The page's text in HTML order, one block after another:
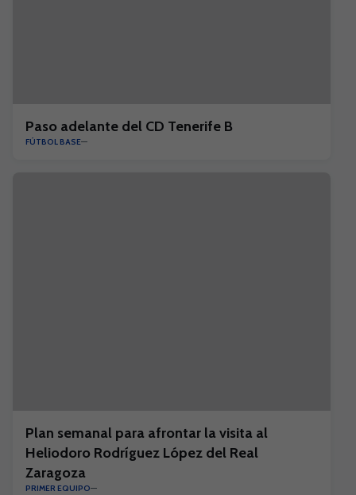
Paso adelante del CD Tenerife B
FÚTBOL BASE
Plan semanal para afrontar la visita al
Heliodoro Rodríguez López del Real
Zaragoza
PRIMER EQUIPO